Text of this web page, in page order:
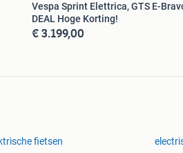
Vespa Sprint Elettrica, GTS E-
DEAL Hoge Korting!
€ 3.199,00
fietsen